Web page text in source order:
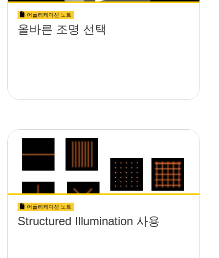
어플리케이션 노트
올바른 조명 선택
어플리케이션 노트
Structured Illumination 사용